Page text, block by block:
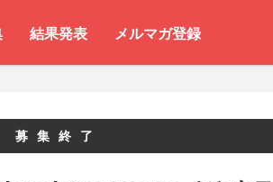
結果発表 メルマガ登録
募集終了